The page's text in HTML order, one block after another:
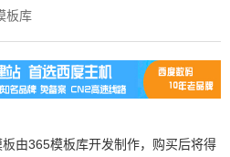
板库
由365模板库开发制作，购买后将得